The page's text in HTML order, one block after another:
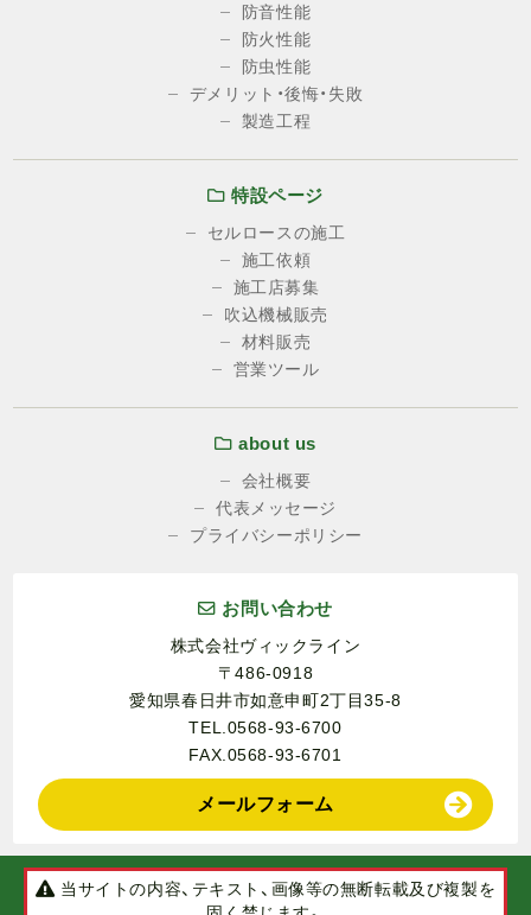
防音性能
防火性能
防虫性能
デメリット・後悔・失敗
製造工程
特設ページ
セルロースの施工
施工依頼
施工店募集
吹込機械販売
材料販売
営業ツール
about us
会社概要
代表メッセージ
プライバシーポリシー
お問い合わせ
株式会社ヴィックライン
〒486-0918
愛知県春日井市如意申町2丁目35-8
TEL.0568-93-6700
FAX.0568-93-6701
メールフォーム
当サイトの内容、テキスト、画像等の無断転載及び複製を